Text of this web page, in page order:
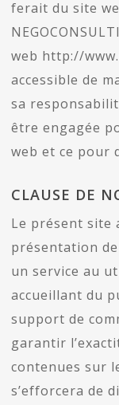
ferait du site
web http://
accessible de
sa
être engagée
web et ce pour
CLAUSE DE
Le présent site
présentation
un service au
accueillant du
support de
garantir
contenues sur
s’efforcera de